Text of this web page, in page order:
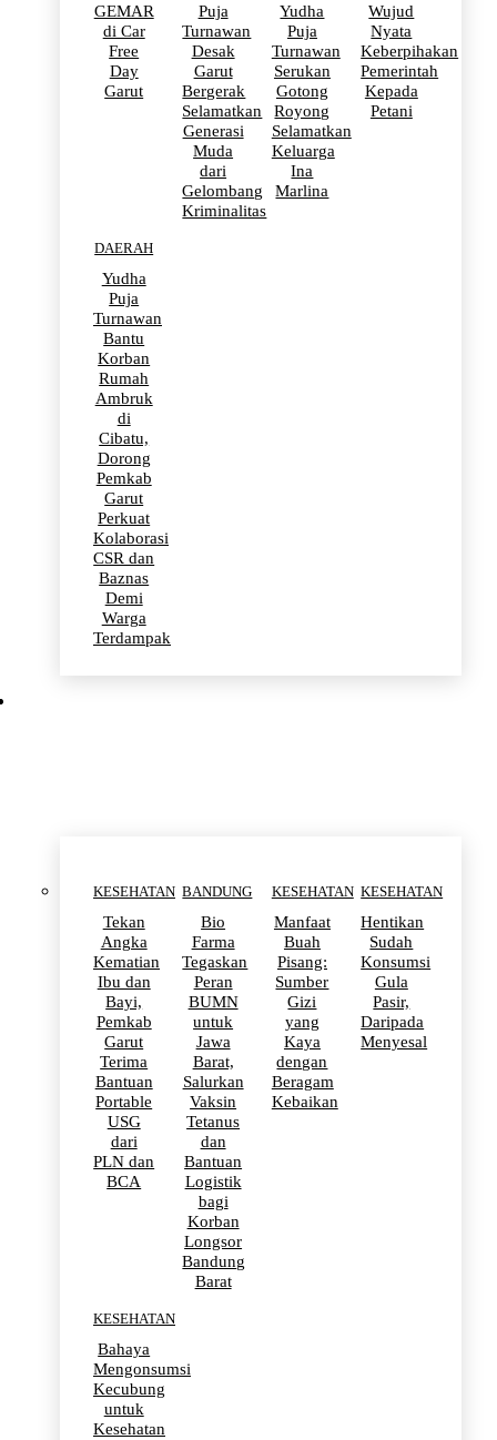
GEMAR
di Car
Free
Day
Garut
Puja
Turnawan
Desak
Garut
Bergerak
Selamatkan
Generasi
Muda
dari
Gelombang
Kriminalitas
Yudha
Puja
Turnawan
Serukan
Gotong
Royong
Selamatkan
Keluarga
Ina
Marlina
Wujud
Nyata
Keberpihakan
Pemerintah
Kepada
Petani
DAERAH
Yudha
Puja
Turnawan
Bantu
Korban
Rumah
Ambruk
di
Cibatu,
Dorong
Pemkab
Garut
Perkuat
Kolaborasi
CSR dan
Baznas
Demi
Warga
Terdampak
KESEHATAN
Tekan
Angka
Kematian
Ibu dan
Bayi,
Pemkab
Garut
Terima
Bantuan
Portable
USG
dari
PLN dan
BCA
BANDUNG
Bio
Farma
Tegaskan
Peran
BUMN
untuk
Jawa
Barat,
Salurkan
Vaksin
Tetanus
dan
Bantuan
Logistik
bagi
Korban
Longsor
Bandung
Barat
KESEHATAN
Manfaat
Buah
Pisang:
Sumber
Gizi
yang
Kaya
dengan
Beragam
Kebaikan
KESEHATAN
Hentikan
Sudah
Konsumsi
Gula
Pasir,
Daripada
Menyesal
KESEHATAN
Bahaya
Mengonsumsi
Kecubung
untuk
Kesehatan